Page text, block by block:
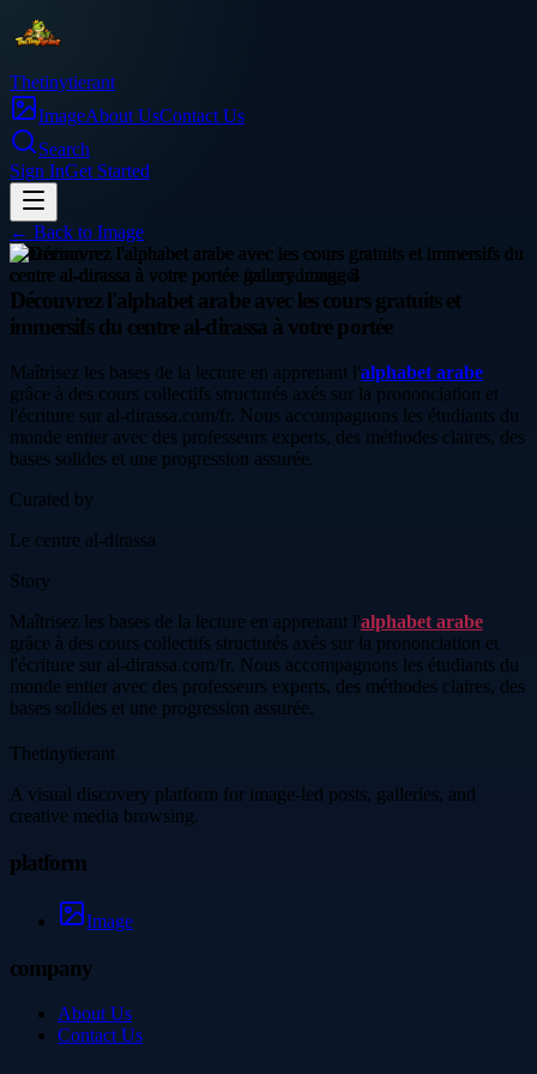
Thetinytierant
ImageAbout UsContact Us
Search
Sign InGet Started
← Back to Image
education
Découvrez l'alphabet arabe avec les cours gratuits et
immersifs du centre al-dirassa à votre portée
Maîtrisez les bases de la lecture en apprenant l'alphabet arabe
grâce à des cours collectifs structurés axés sur la prononciation et
l'écriture sur al-dirassa.com/fr. Nous accompagnons les étudiants du
monde entier avec des professeurs experts, des méthodes claires, des
bases solides et une progression assurée.
Curated by
Le centre al-dirassa
Story
Maîtrisez les bases de la lecture en apprenant l'alphabet arabe
grâce à des cours collectifs structurés axés sur la prononciation et
l'écriture sur al-dirassa.com/fr. Nous accompagnons les étudiants du
monde entier avec des professeurs experts, des méthodes claires, des
bases solides et une progression assurée.
Thetinytierant
A visual discovery platform for image-led posts, galleries, and
creative media browsing.
platform
Image
company
About Us
Contact Us